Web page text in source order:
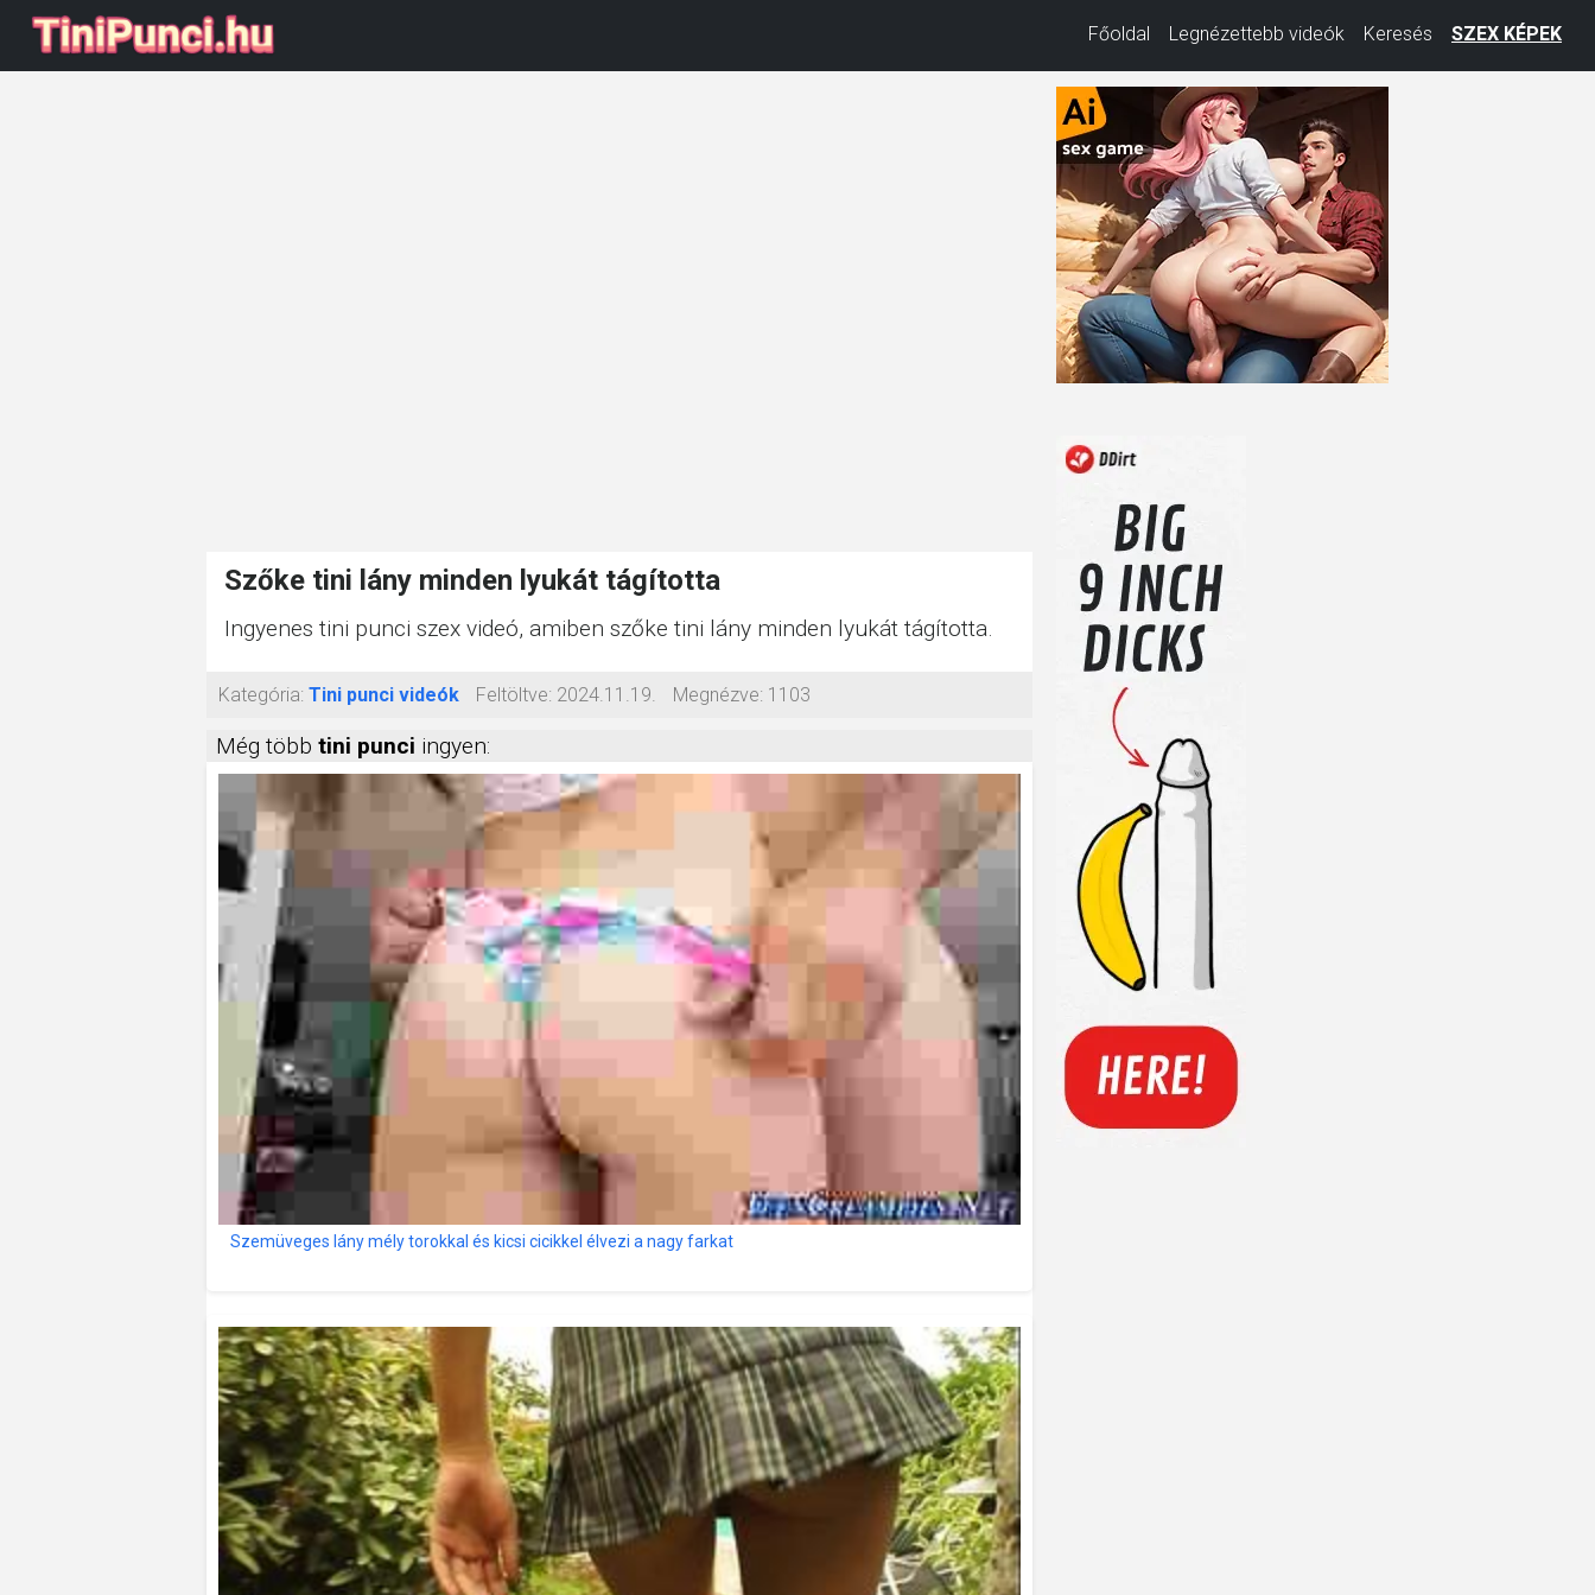
Főoldal Legnézettebb videók Keresés SZEX KÉPEK
Szőke tini lány minden lyukát tágította
Ingyenes tini punci szex videó, amiben szőke tini lány minden lyukát tágította.
Kategória: Tini punci videók Feltöltve: 2024.11.19. Megnézve: 1103
Még több tini punci ingyen:
Szemüveges lány mély torokkal és kicsi cicikkel élvezi a nagy farkat